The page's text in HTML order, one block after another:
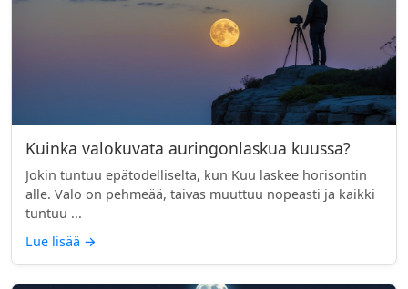
Kuinka valokuvata auringonlaskua kuussa?
Jokin tuntuu epätodelliselta, kun Kuu laskee horisontin
alle. Valo on pehmeää, taivas muuttuu nopeasti ja kaikki
tuntuu ...
Lue lisää →